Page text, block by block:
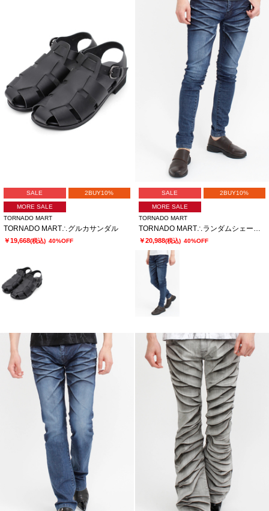
SALE 2BUY10%
MORE SALE
TORNADO MART
TORNADO MART∴グルカサンダル
￥19,668(税込) 40%OFF
SALE 2BUY10%
MORE SALE
TORNADO MART
TORNADO MART∴ランダムシェービングスキニーデニム
￥20,988(税込) 40%OFF